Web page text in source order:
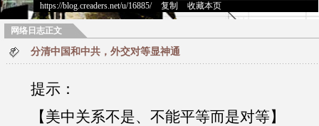
https://blog.creaders.net/u/16885/> 复制 收藏本页
网络日志正文
分清中国和中共，外交对等显神通
提示：
【美中关系不是、不能平等而是对等】